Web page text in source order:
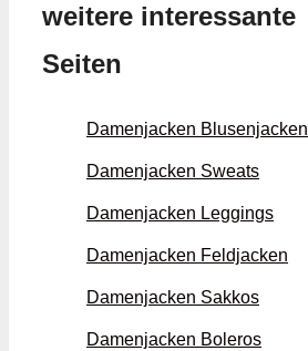
weitere interessante
Seiten
Damenjacken Blusen­jacken
Damenjacken Sweats
Damenjacken Leggings
Damenjacken Feld­jacken
Damenjacken Sakkos
Damenjacken Boleros